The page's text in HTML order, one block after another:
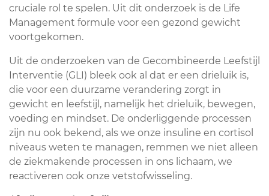
cruciale rol te spelen. Uit dit onderzoek is de Life
Management formule voor een gezond gewicht
voortgekomen.
Uit de onderzoeken van de Gecombineerde Leefstijl
Interventie (GLI) bleek ook al dat er een drieluik is,
die voor een duurzame verandering zorgt in
gewicht en leefstijl, namelijk het drieluik, bewegen,
voeding en mindset. De onderliggende processen
zijn nu ook bekend, als we onze insuline en cortisol
niveaus weten te managen, remmen we niet alleen
de ziekmakende processen in ons lichaam, we
reactiveren ook onze vetstofwisseling.